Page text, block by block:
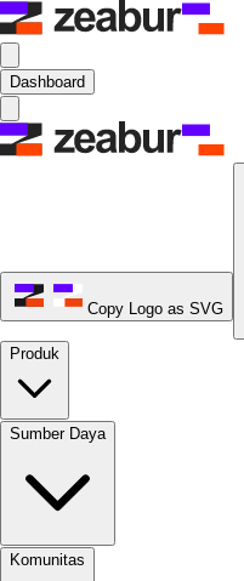
Dashboard
Copy Logo as SVG
Produk
Sumber Daya
Komunitas